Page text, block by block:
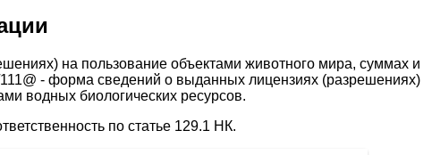
на пользование объектами животного мира, суммах и
- форма сведений о выданных лицензиях (разрешениях)
водных биологических ресурсов.
по статье 129.1 НК.